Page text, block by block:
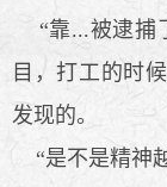
“靠...被逮捕
目，打工的时
发现的。
“是不是精神